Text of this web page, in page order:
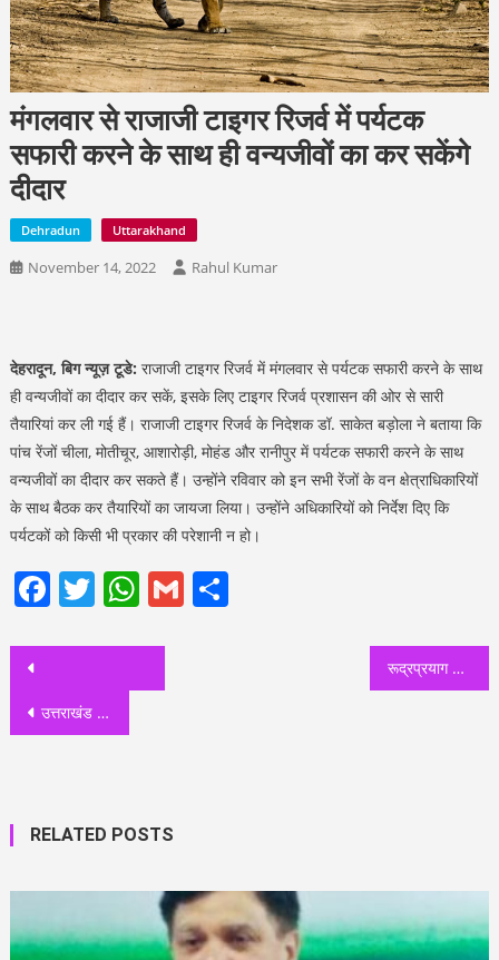
मंगलवार से राजाजी टाइगर रिजर्व में पर्यटक
सफारी करने के साथ ही वन्यजीवों का कर सकेंगे
दीदार
Dehradun Uttarakhand
November 14, 2022 Rahul Kumar
देहरादून, बिग न्यूज़ टूडे: राजाजी टाइगर रिजर्व में मंगलवार से पर्यटक सफारी करने के साथ
ही वन्यजीवों का दीदार कर सकें, इसके लिए टाइगर रिजर्व प्रशासन की ओर से सारी
तैयारियां कर ली गई हैं। राजाजी टाइगर रिजर्व के निदेशक डॉ. साकेत बड़ोला ने बताया कि
पांच रेंजों चीला, मोतीचूर, आशारोड़ी, मोहंड और रानीपुर में पर्यटक सफारी करने के साथ
वन्यजीवों का दीदार कर सकते हैं। उन्होंने रविवार को इन सभी रेंजों के वन क्षेत्राधिकारियों
के साथ बैठक कर तैयारियों का जायजा लिया। उन्होंने अधिकारियों को निर्देश दिए कि
पर्यटकों को किसी भी प्रकार की परेशानी न हो।
Facebook
Twitter
WhatsApp
GmailShare
Post
navigation
उत्तराखंड में अगले 24 घंटे पहाड़ों में बारिश और बर्फबारी के आसार
रूद्रप्रयाग जनपद को मिली बड़ी सौगात, मुख्यमंत्री ने नर्सिंग कॉलेज का किया भूमि पूजन एवं शिलान्यास
RELATED POSTS